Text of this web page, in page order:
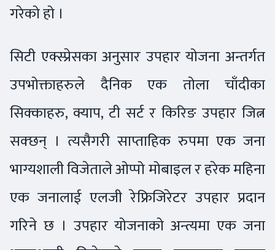
गरेको हो ।
सिटी एक्स्प्रेसका अनुसार उपहार योजना अन्तर्गत
उपभोक्ताहरुले दैनिक एक तोला चाँदीका
सिक्काहरु, क्याप, टी सर्ट र किरिङ उपहार जित्न
सक्छन् । त्यसैगरी साप्ताहिक रुपमा एक जना
भाग्यशाली विजेताले ओप्पो मोबाइल र हरेक महिना
एक जनालाई एलजी रेफ्रिजिरेटर उपहार प्रदान
गरिने छ । उपहार योजनाको अन्त्यमा एक जना